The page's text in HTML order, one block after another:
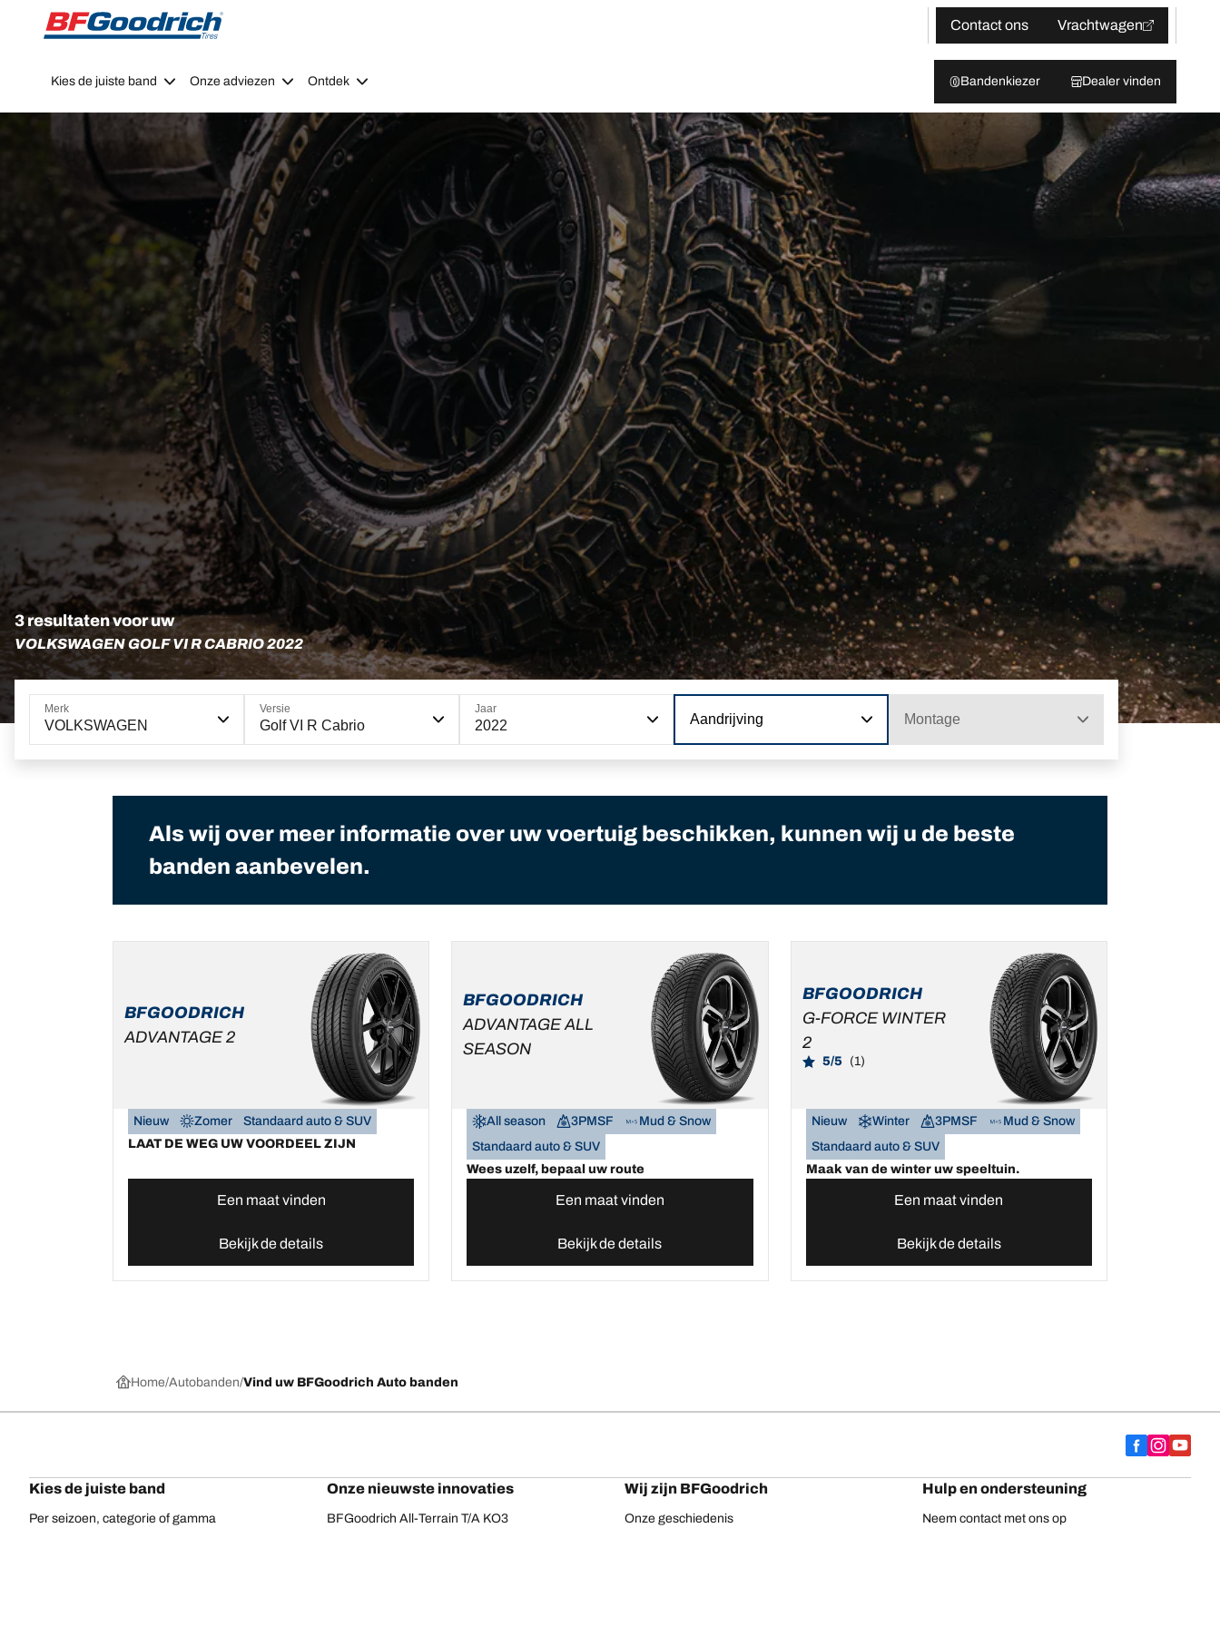
Go to page content
Go to page navigation
Contact ons
Vrachtwagen
Kies de juiste band Onze adviezen Ontdek Bandenkiezer Dealer vinden
3 resultaten voor uw
VOLKSWAGEN GOLF VI R CABRIO 2022
Merk
VOLKSWAGEN
Versie
Golf VI R Cabrio
Jaar
2022 Aandrijving Montage
Als wij over meer informatie over uw voertuig beschikken, kunnen wij u de beste
banden aanbevelen.
BFGOODRICH
ADVANTAGE 2
Nieuw Zomer
Standaard auto & SUV
LAAT DE WEG UW VOORDEEL ZIJN
Een maat vinden
Bekijk de details
BFGOODRICH
ADVANTAGE ALL
SEASON
All season 3PMSF
Mud & Snow
Standaard auto & SUV
Wees uzelf, bepaal uw route
Een maat vinden
Bekijk de details
BFGOODRICH
G-FORCE WINTER
2
5/5 (1)
Nieuw Winter 3PMSF
Mud & Snow
Standaard auto & SUV
Maak van de winter uw speeltuin.
Een maat vinden
Bekijk de details
Home Autobanden Vind uw BFGoodrich Auto banden
Kies de juiste band
Per seizoen, categorie of gamma
Onze nieuwste innovaties
BFGoodrich All-Terrain T/A KO3
Wij zijn BFGoodrich
Onze geschiedenis
Hulp en ondersteuning
Neem contact met ons op